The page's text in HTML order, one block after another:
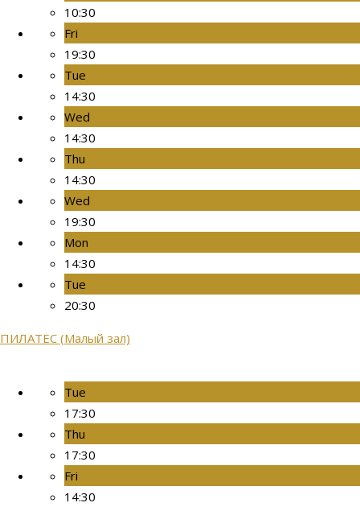
10:30
Fri
19:30
Tue
14:30
Wed
14:30
Thu
14:30
Wed
19:30
Mon
14:30
Tue
20:30
ПИЛАТЕС (Малый зал)
Tue
17:30
Thu
17:30
Fri
14:30